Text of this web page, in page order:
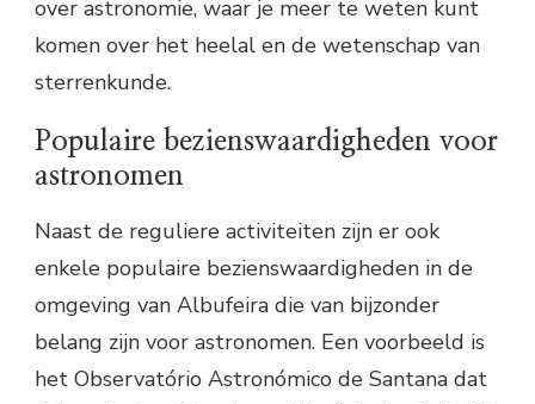
over astronomie, waar je meer te weten kunt
komen over het heelal en de wetenschap van
sterrenkunde.
Populaire bezienswaardigheden voor
astronomen
Naast de reguliere activiteiten zijn er ook
enkele populaire bezienswaardigheden in de
omgeving van Albufeira die van bijzonder
belang zijn voor astronomen. Een voorbeeld is
het Observatório Astronómico de Santana dat